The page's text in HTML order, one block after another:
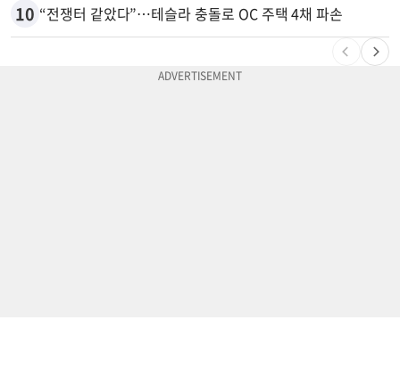
10 “전쟁터 같았다”…테슬라 충돌로 OC 주택 4채 파손